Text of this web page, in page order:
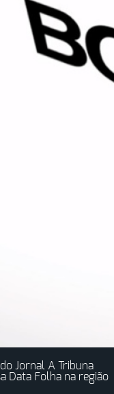
Jornal A Tribuna
Data Folha na região